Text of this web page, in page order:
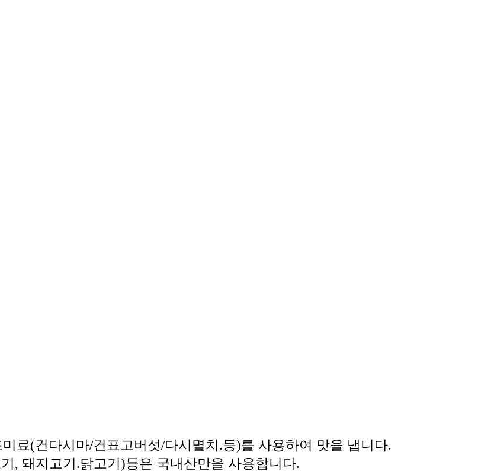
료(건다시마/건표고버섯/다시멸치.등)를 사용하여 맛을 냅니다.
, 돼지고기.닭고기)등은 국내산만을 사용합니다.